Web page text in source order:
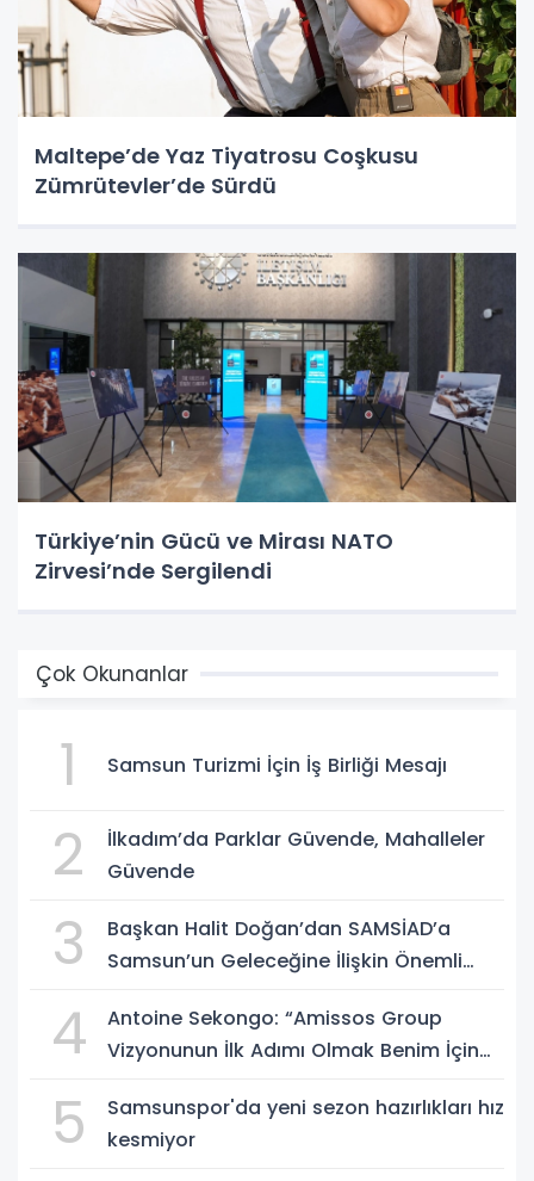
Maltepe’de Yaz Tiyatrosu Coşkusu
Zümrütevler’de Sürdü
Türkiye’nin Gücü ve Mirası NATO
Zirvesi’nde Sergilendi
Çok Okunanlar
1 Samsun Turizmi İçin İş Birliği Mesajı
2
İlkadım’da Parklar Güvende, Mahalleler
Güvende
3
Başkan Halit Doğan’dan SAMSİAD’a
Samsun’un Geleceğine İlişkin Önemli
4
Antoine Sekongo: “Amissos Group
Vizyonunun İlk Adımı Olmak Benim İçin
5
Samsunspor'da yeni sezon hazırlıkları hız
kesmiyor